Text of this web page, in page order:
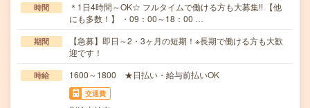
時間
＊1日4時間～OK☆ フルタイムで働ける方も大募集!! 【他
にも多数！】 ・09：00～18：00 …
期間
【急募】即日～2・3ヶ月の短期！※長期で働ける方も大歓
迎です！
時給 1600～1800 ★日払い・給与前払いOK
交通費